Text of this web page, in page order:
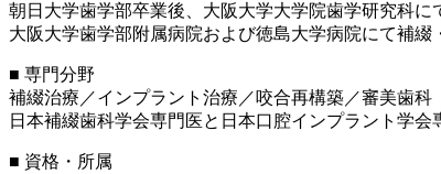
朝日大学歯学部卒業後、大阪大学大学院歯学研究科に
大阪大学歯学部附属病院および徳島大学病院にて補綴
■ 専門分野
補綴治療／インプラント治療／咬合再構築／審美歯科
日本補綴歯科学会専門医と日本口腔インプラント学
■ 資格・所属